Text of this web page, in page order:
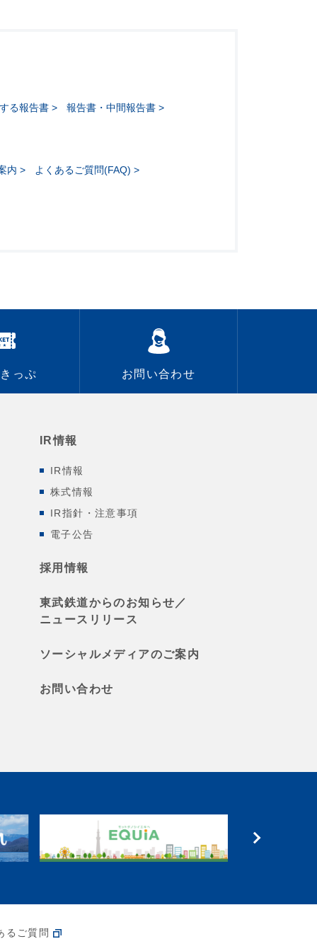
る報告書
報告書・中間報告書
内 よくあるご質問(FAQ)
っぷ お問い合わせ
IR情報
IR情報
株式情報
IR指針・注意事項
電子公告
採用情報
東武鉄道からのお知らせ／
ニュースリリース
ソーシャルメディアのご案内
お問い合わせ
るご質問